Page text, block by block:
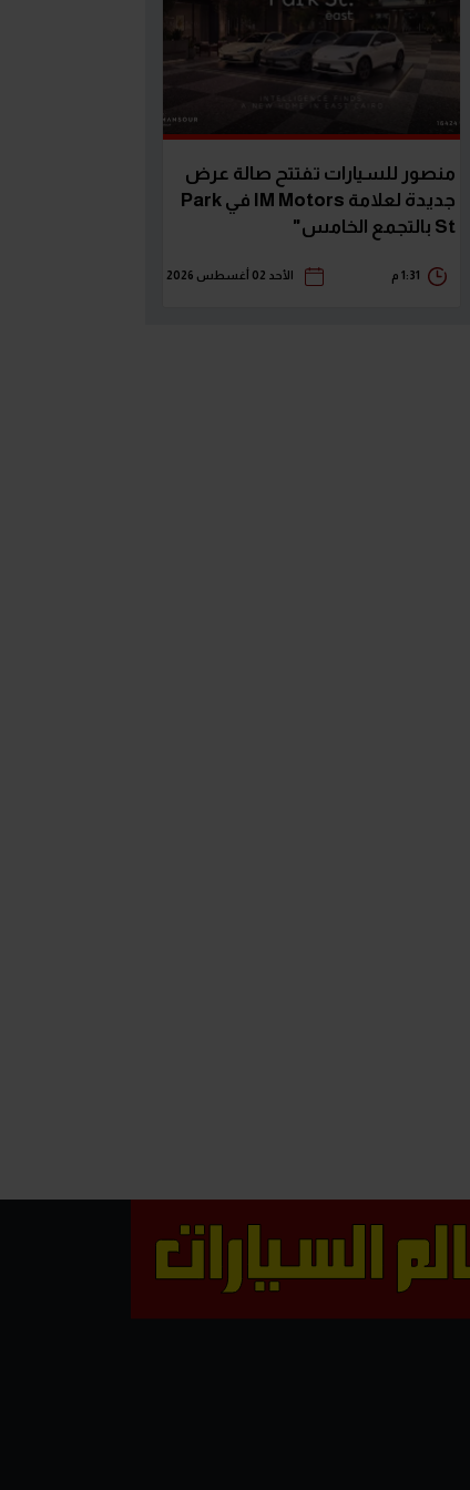
منصور للسيارات تفتتح صالة عرض
جديدة لعلامة IM Motors في Park
St بالتجمع الخامس"
1:31 م الأحد 02 أغسطس 2026